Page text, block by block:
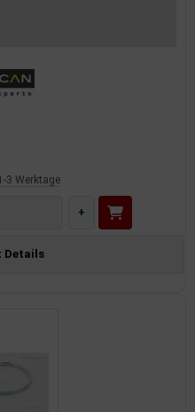
3 Werktage
+
Details